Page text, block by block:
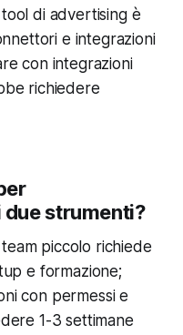
di advertising è
e integrazioni
con integrazioni
richiedere
strumenti?
piccolo richiede
e formazione;
con permessi e
1-3 settimane